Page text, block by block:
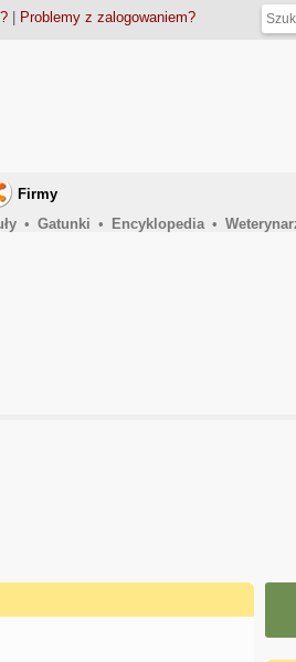
| Problemy z zalogowaniem?
Firmy
• Gatunki • Encyklopedia •